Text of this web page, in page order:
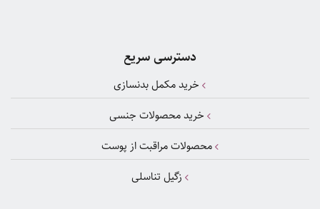
دسترسی سریع
خرید مکمل بدنسازی
خرید محصولات جنسی
محصولات مراقبت از پوست
زگیل تناسلی